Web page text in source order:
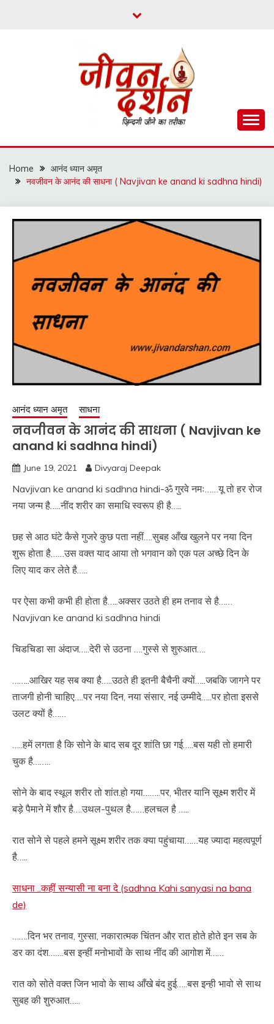
जीवन दर्शन
Home
आनंद ध्यान अमृत
नवजीवन के आनंद की साधना ( Navjivan ke anand ki sadhna hindi)
आनंद ध्यान अमृत साधना
नवजीवन के आनंद की साधना ( Navjivan ke
anand ki sadhna hindi)
June 19, 2021 Divyaraj Deepak
Navjivan ke anand ki sadhna hindi-ॐ गुरवे नमः……यू तो हर रोज
नया जन्म है…..नींद शरीर का समाधि स्वरूप ही है…..
छह से आठ घंटे कैसे गुजरे कुछ पता नहीं….सुबह आँख खुलने पर नया दिन
शुरू होता है……उस वक्त याद आया तो भगवान को एक पल अच्छे दिन के
लिए याद कर लेते है…..
पर ऐसा कभी कभी ही होता है…..अक्सर उठते ही हम तनाव से है……
Navjivan ke anand ki sadhna hindi
चिडचिडा सा अंदाज…..देरी से उठना ….गुस्से से शुरुआत….
……..आखिर यह सब क्या है…..उठते ही इतनी बैचैनी क्यों…..जबकि जागने पर
ताजगी होनी चाहिए….पर नया दिन, नया संसार, नई उम्मीदे…..पर होता इससे
उलट क्यों है……
…..हमें लगता है कि सोने के बाद सब दूर शांति छा गई…..बस यही तो हमारी
चुक है……..
सोने के बाद स्थूल शरीर तो शांत.हो गया……..पर, भीतर यानि सूक्ष्म शरीर में
बड़े पैमाने में शौर है….उथल-पुथल है……हलचल है …..
रात सोने से पहले हमने सूक्ष्म शरीर तक क्या पहुंचाया……यह ज्यादा महत्वपूर्ण
है…..
साधना ..कहीं सन्यासी ना बना दे (sadhna Kahi sanyasi na bana
de)
…….दिन भर तनाव, गुस्सा, नकारात्मक चिंतन और रात होते होते इन सब के
डर का दंश…….बस इन्हीं मनोभावों के साथ नींद की आगोश में……
रात को सोते वक्त जिन भावो के साथ आँखे बंद हुई…..बस इन्ही भावो से साथ
सुबह की शुरुआत…..